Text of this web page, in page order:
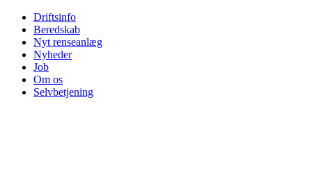
Driftsinfo
Beredskab
Nyt renseanlæg
Nyheder
Job
Om os
Selvbetjening